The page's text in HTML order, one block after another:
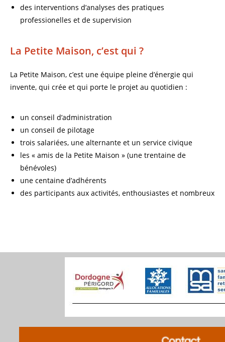
des interventions d’analyses des pratiques
professionelles et de supervision
La Petite Maison, c’est qui ?
La Petite Maison, c’est une équipe pleine d’énergie qui
invente, qui crée et qui porte le projet au quotidien :
un conseil d’administration
un conseil de pilotage
trois salariées, une alternante et un service civique
les « amis de la Petite Maison » (une trentaine de
bénévoles)
une centaine d’adhérents
des participants aux activités, enthousiastes et nombreux